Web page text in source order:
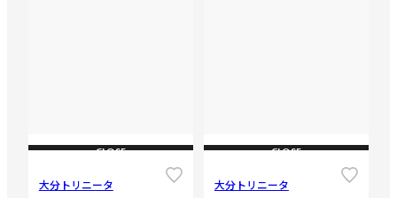
CLOSE
大分トリニータ
CLOSE
大分トリニータ